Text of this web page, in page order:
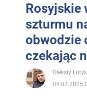
Rosyjskie
szturmu
obwodzie
czekając
Oleksiy
04.03.2025